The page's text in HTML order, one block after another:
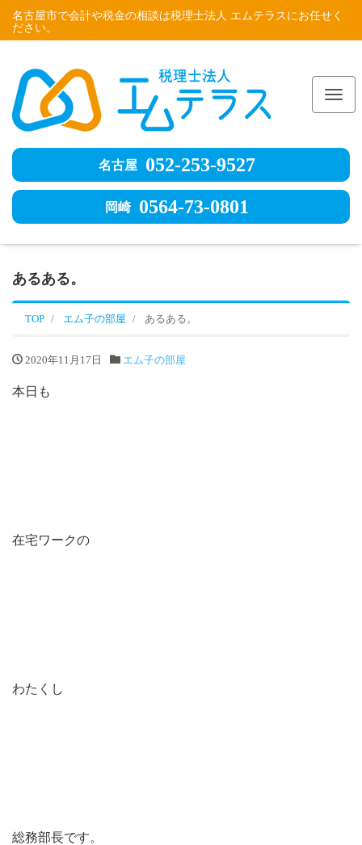
名古屋市で会計や税金の相談は税理士法人 エムテラスにお任せく
ださい。
名古屋 052-253-9527
岡崎 0564-73-0801
あるある。
TOP エム子の部屋 あるある。
2020年11月17日 エム子の部屋
本日も
在宅ワークの
わたくし
総務部長です。